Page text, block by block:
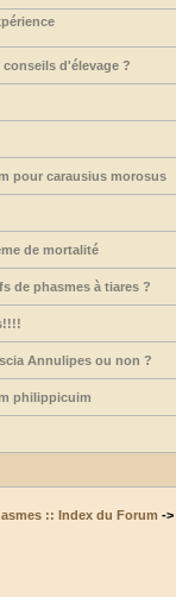
d'élevage ?
pour carausius morosus
de mortalité
de phasmes à tiares ?
Annulipes ou non ?
philippicuim
:: Index du Forum ->